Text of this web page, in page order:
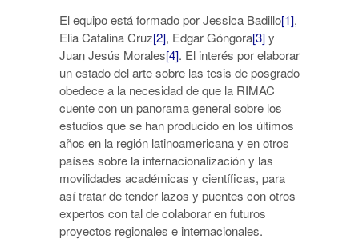
El equipo está formado por Jessica Badillo[1],
Elia Catalina Cruz[2], Edgar Góngora[3]y
Juan Jesús Morales[4]. El interés por elaborar
un estado del arte sobre las tesis de posgrado
obedece a la necesidad de que la RIMAC
cuente con un panorama general sobre los
estudios que se han producido en los últimos
años en la región latinoamericana y en otros
países sobre la internacionalización y las
movilidades académicas y científicas, para
así tratar de tender lazos y puentes con otros
expertos con tal de colaborar en futuros
proyectos regionales e internacionales.